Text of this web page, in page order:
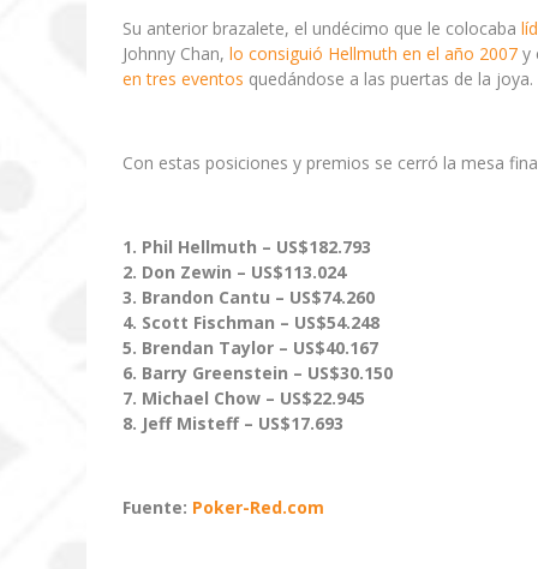
Su anterior brazalete, el undécimo que le colocaba
Johnny Chan, lo consiguió Hellmuth en el año 2007 y
en tres eventos quedándose a las puertas de la joya.
Con estas posiciones y premios se cerró la mesa
1. Phil Hellmuth – US$182.793
2. Don Zewin – US$113.024
3. Brandon Cantu – US$74.260
4. Scott Fischman – US$54.248
5. Brendan Taylor – US$40.167
6. Barry Greenstein – US$30.150
7. Michael Chow – US$22.945
8. Jeff Misteff – US$17.693
Fuente: Poker-Red.com